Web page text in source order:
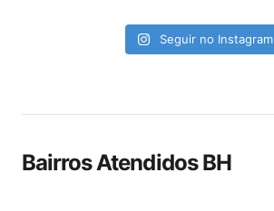
Seguir no Instagram
Bairros Atendidos BH